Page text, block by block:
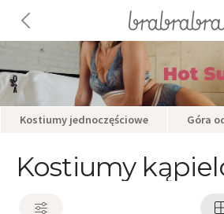
Kostiumy jednoczęściowe Góra
Kostiumy